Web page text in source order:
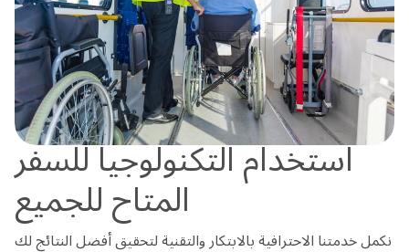
استخدام التكنولوجيا للسفر
المتاح للجميع
نكمل خدمتنا الاحترافية بالابتكار والتقنية لتحقيق أفضل النتائج لك